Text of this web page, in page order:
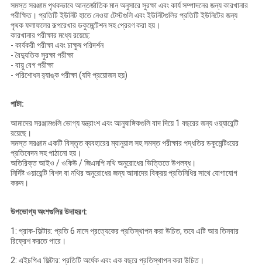
সমস্ত সরঞ্জাম পৃথকভাবে আন্তর্জাতিক মান অনুসারে সুরক্ষা এবং কার্য সম্পাদনের জন্য কারখানার
পরীক্ষিত। প্রতিটি ইউনিট হাতে নেওয়া টেস্টগুলি এবং ইউনিটগুলির প্রতিটি ইউনিটের জন্য
পৃথক ফলাফলের রূপরেখার ডকুমেন্টেশন সহ প্রেরণ করা হয়।
কারখানার পরীক্ষার মধ্যে রয়েছে:
- কার্যকরী পরীক্ষা এবং চাক্ষুষ পরিদর্শন
- বৈদ্যুতিক সুরক্ষা পরীক্ষা
- বায়ু বেগ পরীক্ষা
- পরিশোধন র‌্যাঙ্ক পরীক্ষা (যদি প্রয়োজন হয়)
পাটা:
আমাদের সরঞ্জামগুলি ভোগ্য যন্ত্রাংশ এবং আনুষাঙ্গিকগুলি বাদ দিয়ে 1 বছরের জন্য ওয়্যারেন্টি
রয়েছে।
সমস্ত সরঞ্জাম একটি বিস্তৃত ব্যবহারের ম্যানুয়াল সহ সমস্ত পরীক্ষার পদ্ধতির ডকুমেন্টিংয়ের
প্রতিবেদন সহ পাঠানো হয়।
অতিরিক্ত আইও / ওকিউ / জিএমপি নথি অনুরোধের ভিত্তিতে উপলব্ধ।
নির্দিষ্ট ওয়ারেন্টি বিশদ বা নথির অনুরোধের জন্য আমাদের বিক্রয় প্রতিনিধির সাথে যোগাযোগ
করুন।
উপভোগ্য অংশগুলির উদাহরণ:
1: প্রাক-ফিল্টার: প্রতি 6 মাসে প্রত্যেকের প্রতিস্থাপন করা উচিত, তবে এটি আর তিনবার
রিফ্রেশ করতে পারে।
2: এইচপিএ ফিল্টার: প্রতিটি অর্ধেক এবং এক বছরে প্রতিস্থাপন করা উচিত।